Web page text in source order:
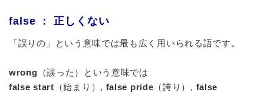
false ： 正しくない
「誤りの」という意味では最も広く用いられる語です。
wrong （誤った）という意味では
false start （始まり）, false pride （誇り）, false